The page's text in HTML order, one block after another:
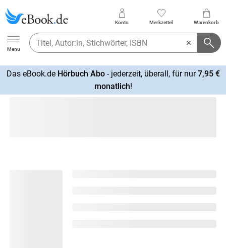
Ebook.de
Menu
Konto Merkzettel Warenkorb
Das eBook.de Hörbuch Abo- jederzeit, überall, für nur7,95 €
monatlich!